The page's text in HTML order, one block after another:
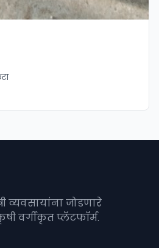
व्यवसायांना जोडणारे
वर्गीकृत प्लॅटफॉर्म.